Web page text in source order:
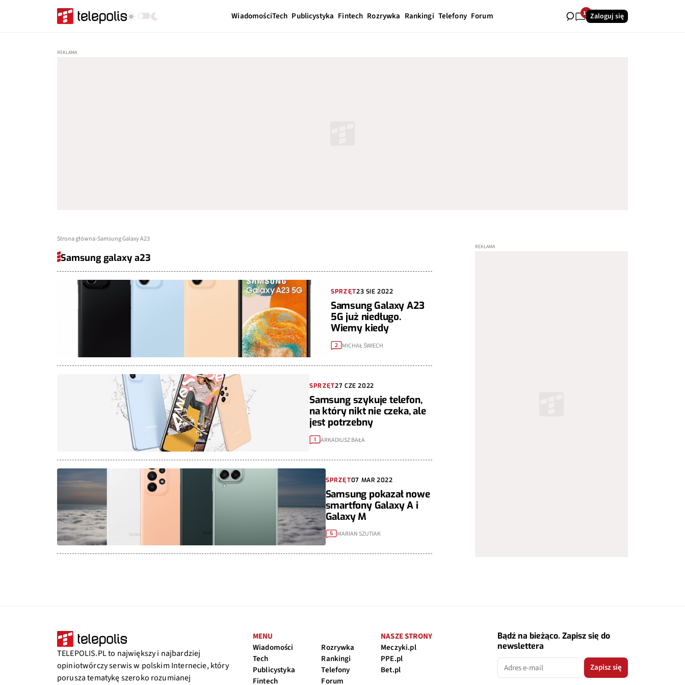
WiadomościTech Publicystyka Fintech Rozrywka Rankingi Telefony Forum 13Zaloguj się
Strona główna Samsung Galaxy A23
Samsung galaxy a23
SPRZĘT23 SIE 2022
Samsung Galaxy A23
5G już niedługo.
Wiemy kiedy
2 MICHAŁ ŚWIECH
SPRZĘT27 CZE 2022
Samsung szykuje telefon,
na który nikt nie czeka, ale
jest potrzebny
1 ARKADIUSZ BAŁA
SPRZĘT07 MAR 2022
Samsung pokazał nowe
smartfony Galaxy A i
Galaxy M
5 MARIAN SZUTIAK
TELEPOLIS.PL to największy i najbardziej
opiniotwórczy serwis w polskim Internecie, który
porusza tematykę szeroko rozumianej
MENU
Wiadomości
Tech
Publicystyka
Fintech
Rozrywka
Rankingi
Telefony
Forum
NASZE STRONY
Meczyki.pl
PPE.pl
Bet.pl
Bądź na bieżąco. Zapisz się do
newslettera
Zapisz się